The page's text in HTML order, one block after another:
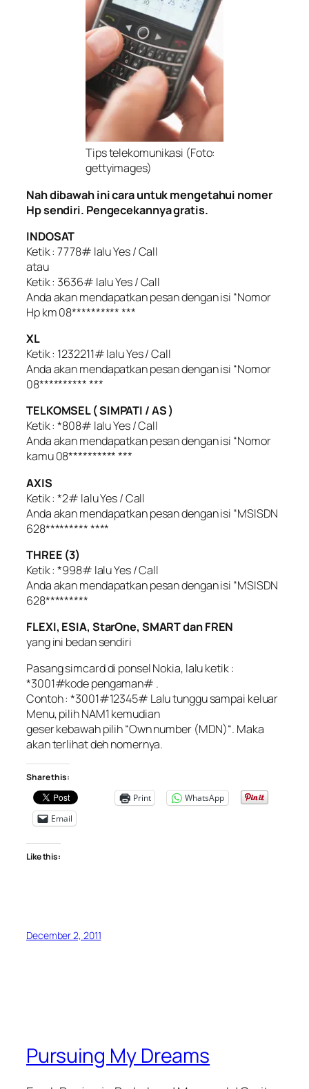
Tips telekomunikasi (Foto:
gettyimages)
Nah dibawah ini cara untuk mengetahui nomer
Hp sendiri. Pengecekannya gratis.
INDOSAT
Ketik :7778# lalu Yes / Call
atau
Ketik : 3636# lalu Yes / Call
Anda akan mendapatkan pesan dengan isi “Nomor
Hp km 08********** ***
XL
Ketik : 1232211# lalu Yes / Call
Anda akan mendapatkan pesan dengan isi “Nomor
08********** ***
TELKOMSEL ( SIMPATI / AS )
Ketik : *808# lalu Yes / Call
Anda akan mendapatkan pesan dengan isi “Nomor
kamu 08********** ***
AXIS
Ketik : *2# lalu Yes / Call
Anda akan mendapatkan pesan dengan isi “MSISDN
628********* ****
THREE (3)
Ketik : *998# lalu Yes / Call
Anda akan mendapatkan pesan dengan isi “MSISDN
628*********
FLEXI, ESIA, StarOne, SMART dan FREN
yang ini bedan sendiri
Pasang simcard di ponsel Nokia, lalu ketik :
*3001#kode pengaman# .
Contoh : *3001#12345# Lalu tunggu sampai keluar
Menu, pilih NAM1 kemudian
geser kebawah pilih “Own number (MDN)“. Maka
akan terlihat deh nomernya.
Share this:
Print
WhatsApp
Email
Like this:
December 2, 2011
Pursuing My Dreams